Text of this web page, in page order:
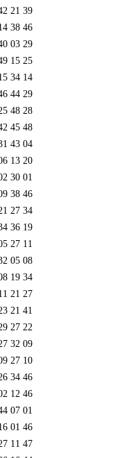
21 39
38 46
03 29
15 25
34 14
44 29
48 28
45 48
43 04
13 20
30 01
38 46
27 34
36 19
27 11
05 08
19 34
21 27
21 41
27 22
32 09
27 10
34 46
12 46
07 01
01 46
11 47